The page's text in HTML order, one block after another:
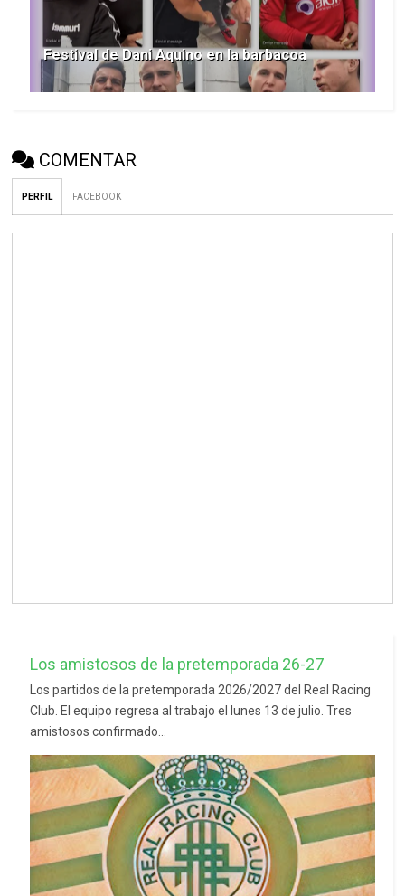
Festival de Dani Aquino en la barbacoa
COMENTAR
PERFIL FACEBOOK
Los amistosos de la pretemporada 26-27
Los partidos de la pretemporada 2026/2027 del Real Racing
Club. El equipo regresa al trabajo el lunes 13 de julio. Tres
amistosos confirmado...